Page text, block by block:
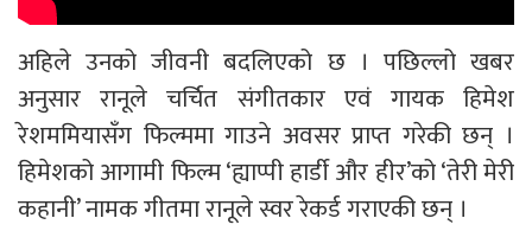
अहिले उनको जीवनी बदलिएको छ । पछिल्लो खबर
अनुसार रानूले चर्चित संगीतकार एवं गायक हिमेश
रेशममियासँग फिल्ममा गाउने अवसर प्राप्त गरेकी छन् ।
हिमेशको आगामी फिल्म ‘ह्याप्पी हार्डी और हीर’को ‘तेरी मेरी
कहानी’ नामक गीतमा रानूले स्वर रेकर्ड गराएकी छन् ।